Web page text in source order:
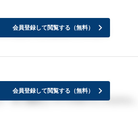
トお祈りとかあるんですかね？
会員登録して閲覧する（無料）
未だ連絡ないので月末かもしれません。
会員登録して閲覧する（無料）